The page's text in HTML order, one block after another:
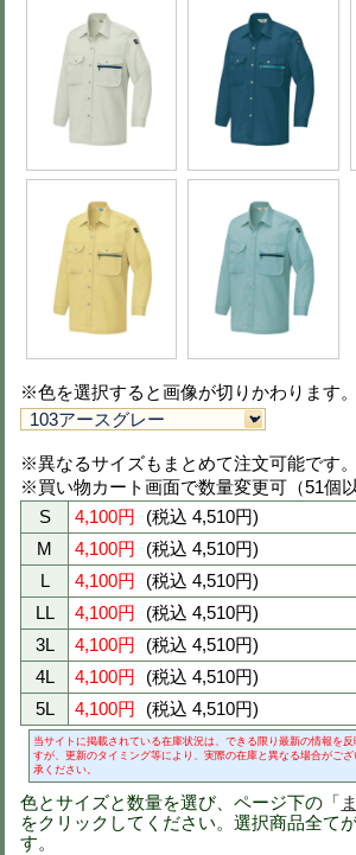
3,600円
(税込
3L
3,600円
(税込
4L
3,600円
(税込
5L
3,600円 (税込
当サイトに掲載されている在庫状況は
が、更新のタイミング等により、実際
さい。
２点以上ご購入でお得
（割引はカ
秋冬用長袖ブルゾン